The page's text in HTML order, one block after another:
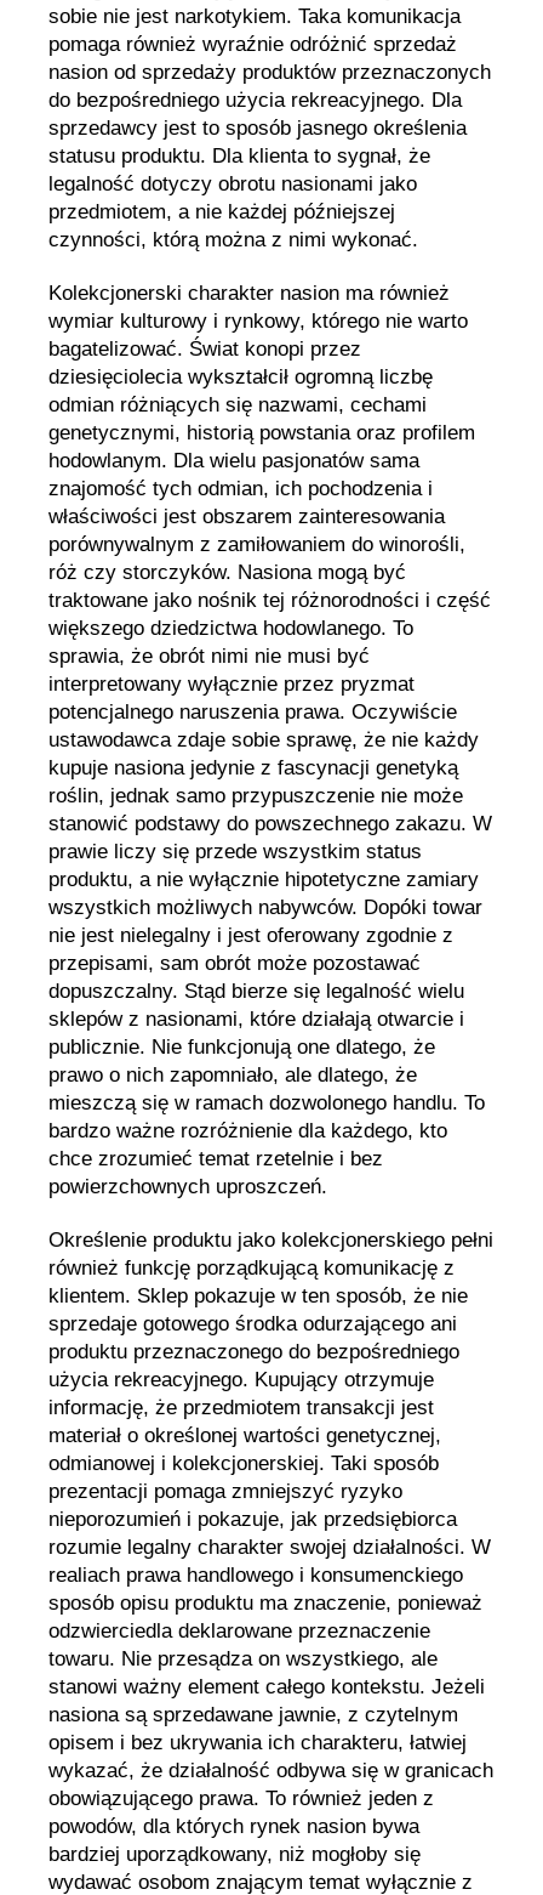
sobie nie jest narkotykiem. Taka komunikacja
pomaga również wyraźnie odróżnić sprzedaż
nasion od sprzedaży produktów przeznaczonych
do bezpośredniego użycia rekreacyjnego. Dla
sprzedawcy jest to sposób jasnego określenia
statusu produktu. Dla klienta to sygnał, że
legalność dotyczy obrotu nasionami jako
przedmiotem, a nie każdej późniejszej
czynności, którą można z nimi wykonać.
Kolekcjonerski charakter nasion ma również
wymiar kulturowy i rynkowy, którego nie warto
bagatelizować. Świat konopi przez
dziesięciolecia wykształcił ogromną liczbę
odmian różniących się nazwami, cechami
genetycznymi, historią powstania oraz profilem
hodowlanym. Dla wielu pasjonatów sama
znajomość tych odmian, ich pochodzenia i
właściwości jest obszarem zainteresowania
porównywalnym z zamiłowaniem do winorośli,
róż czy storczyków. Nasiona mogą być
traktowane jako nośnik tej różnorodności i część
większego dziedzictwa hodowlanego. To
sprawia, że obrót nimi nie musi być
interpretowany wyłącznie przez pryzmat
potencjalnego naruszenia prawa. Oczywiście
ustawodawca zdaje sobie sprawę, że nie każdy
kupuje nasiona jedynie z fascynacji genetyką
roślin, jednak samo przypuszczenie nie może
stanowić podstawy do powszechnego zakazu. W
prawie liczy się przede wszystkim status
produktu, a nie wyłącznie hipotetyczne zamiary
wszystkich możliwych nabywców. Dopóki towar
nie jest nielegalny i jest oferowany zgodnie z
przepisami, sam obrót może pozostawać
dopuszczalny. Stąd bierze się legalność wielu
sklepów z nasionami, które działają otwarcie i
publicznie. Nie funkcjonują one dlatego, że
prawo o nich zapomniało, ale dlatego, że
mieszczą się w ramach dozwolonego handlu. To
bardzo ważne rozróżnienie dla każdego, kto
chce zrozumieć temat rzetelnie i bez
powierzchownych uproszczeń.
Określenie produktu jako kolekcjonerskiego pełni
również funkcję porządkującą komunikację z
klientem. Sklep pokazuje w ten sposób, że nie
sprzedaje gotowego środka odurzającego ani
produktu przeznaczonego do bezpośredniego
użycia rekreacyjnego. Kupujący otrzymuje
informację, że przedmiotem transakcji jest
materiał o określonej wartości genetycznej,
odmianowej i kolekcjonerskiej. Taki sposób
prezentacji pomaga zmniejszyć ryzyko
nieporozumień i pokazuje, jak przedsiębiorca
rozumie legalny charakter swojej działalności. W
realiach prawa handlowego i konsumenckiego
sposób opisu produktu ma znaczenie, ponieważ
odzwierciedla deklarowane przeznaczenie
towaru. Nie przesądza on wszystkiego, ale
stanowi ważny element całego kontekstu. Jeżeli
nasiona są sprzedawane jawnie, z czytelnym
opisem i bez ukrywania ich charakteru, łatwiej
wykazać, że działalność odbywa się w granicach
obowiązującego prawa. To również jeden z
powodów, dla których rynek nasion bywa
bardziej uporządkowany, niż mogłoby się
wydawać osobom znającym temat wyłącznie z